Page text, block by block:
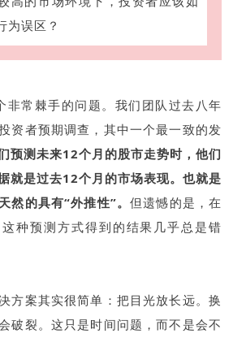
为误区？
非常棘手的问题。我们团队过去八年
资者预期调查，其中一个最一致的发
预测未来12个月的股市走势时，他们
就是过去12个月的市场表现。也就是
然的具有“外推性”。 但遗憾的是，在
种预测方式得到的结果几乎总是错
方案其实很简单：把目光放长远。换
破裂。这只是时间问题，而不是会不